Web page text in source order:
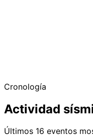
Cronología
Actividad
Últimos 16 eventos